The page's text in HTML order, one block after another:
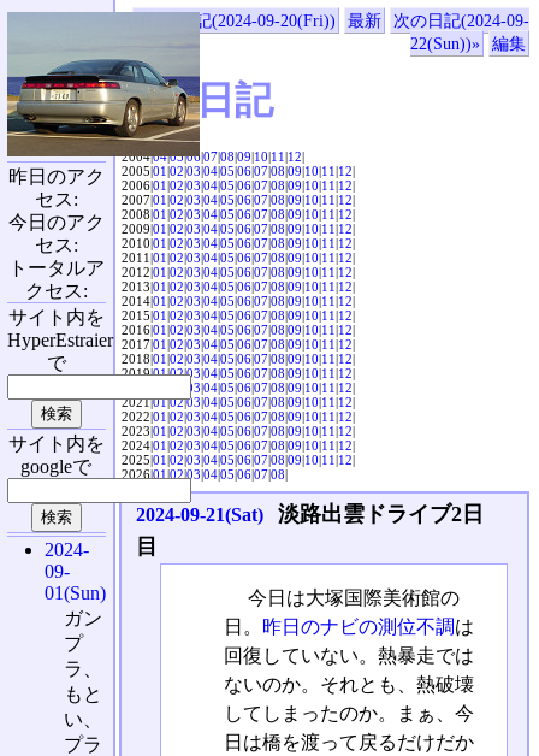
«前の日記(2024-09-20(Fri)) 最新
次の日記(2024-09-
22(Sun))»
編集
SVX日記
2004|04|05|06|07|08|09|10|11|12|
2005|01|02|03|04|05|06|07|08|09|10|11|12|
2006|01|02|03|04|05|06|07|08|09|10|11|12|
2007|01|02|03|04|05|06|07|08|09|10|11|12|
2008|01|02|03|04|05|06|07|08|09|10|11|12|
2009|01|02|03|04|05|06|07|08|09|10|11|12|
2010|01|02|03|04|05|06|07|08|09|10|11|12|
2011|01|02|03|04|05|06|07|08|09|10|11|12|
2012|01|02|03|04|05|06|07|08|09|10|11|12|
2013|01|02|03|04|05|06|07|08|09|10|11|12|
2014|01|02|03|04|05|06|07|08|09|10|11|12|
2015|01|02|03|04|05|06|07|08|09|10|11|12|
2016|01|02|03|04|05|06|07|08|09|10|11|12|
2017|01|02|03|04|05|06|07|08|09|10|11|12|
2018|01|02|03|04|05|06|07|08|09|10|11|12|
2019|01|02|03|04|05|06|07|08|09|10|11|12|
03|04|05|06|07|08|09|10|11|12|
2021|01|02|03|04|05|06|07|08|09|10|11|12|
2022|01|02|03|04|05|06|07|08|09|10|11|12|
2023|01|02|03|04|05|06|07|08|09|10|11|12|
2024|01|02|03|04|05|06|07|08|09|10|11|12|
2025|01|02|03|04|05|06|07|08|09|10|11|12|
2026|01|02|03|04|05|06|07|08|
2024-09-21(Sat)
淡路出雲ドライブ2日
目
今日は大塚国際美術館の
日。 昨日のナビの測位不調は
回復していない。熱暴走では
ないのか。それとも、熱破壊
してしまったのか。まぁ、今
日は橋を渡って戻るだけだか
昨日のアク
セス:
今日のアク
セス:
トータルア
クセス:
サイト内を
HyperEstraier
で
サイト内を
googleで
2024-
09-
01(Sun)
ガン
プ
ラ、
もと
い、
プラ